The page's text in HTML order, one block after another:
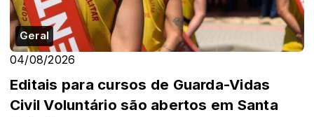
Geral
04/08/2026
Editais para cursos de Guarda-Vidas
Civil Voluntário são abertos em Santa